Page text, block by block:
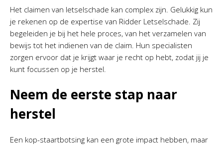
Het claimen van letselschade kan complex zijn. Gelukkig kun
je rekenen op de expertise van Ridder Letselschade. Zij
begeleiden je bij het hele proces, van het verzamelen van
bewijs tot het indienen van de claim. Hun specialisten
zorgen ervoor dat je krijgt waar je recht op hebt, zodat jij je
kunt focussen op je herstel.
Neem de eerste stap naar
herstel
Een kop-staartbotsing kan een grote impact hebben, maar